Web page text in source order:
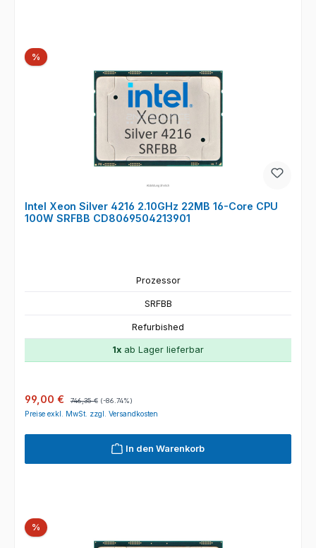
%Rabatt
Intel Xeon Silver 4216 2.10GHz 22MB 16-Core CPU
100W SRFBB CD8069504213901
Prozessor
SRFBB
Refurbished
1x ab Lager lieferbar
Verkaufspreis:
99,00 € 746,35 € (-86.74%)
Preise exkl. MwSt. zzgl. Versandkosten
In den Warenkorb
%Rabatt